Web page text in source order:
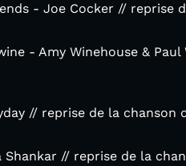
- Joe Cocker // reprise
- Amy Winehouse &
// reprise de la chanson
// reprise de la